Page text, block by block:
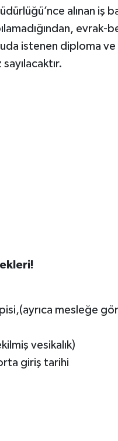
alınan iş
evrak-
istenen diploma
mesleğe
vesikalık)
giriş tarihi